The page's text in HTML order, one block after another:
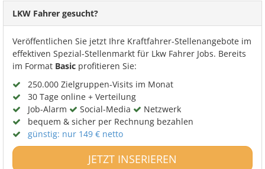
LKW Fahrer gesucht?
Veröffentlichen Sie jetzt Ihre Kraftfahrer-Stellenangebote im
effektiven Spezial-Stellenmarkt für Lkw Fahrer Jobs. Bereits
im Format Basic profitieren Sie:
250.000 Zielgruppen-Visits im Monat
30 Tage online + Verteilung
Job-Alarm
Social-Media
Netzwerk
bequem & sicher per Rechnung bezahlen
günstig: nur 149 € netto
JETZT INSERIEREN